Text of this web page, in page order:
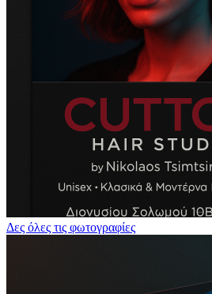
Δες όλες τις φωτογραφίες